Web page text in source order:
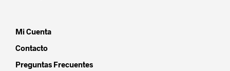
Mi Cuenta
Contacto
Preguntas Frecuentes